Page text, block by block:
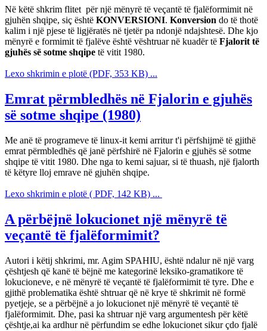
Në këtë shkrim flitet për një mënyrë të veçantë të fjalëformimit në
gjuhën shqipe, siç është KONVERSIONI. Konversion do të thotë
kalim i një pjese të ligjëratës në tjetër pa ndonjë ndajshtesë. Dhe kjo
mënyrë e formimit të fjalëve është vështruar në kuadër të Fjalorit të
gjuhës së sotme shqipe të vitit 1980.
Lexo shkrimin e plotë (PDF, 353 KB) ...
Emrat përmbledhës në Fjalorin e gjuhës
së sotme shqipe (1980)
Me anë të programeve të linux-it kemi arritur t'i përfshijmë të gjithë
emrat përmbledhës që janë përfshirë në Fjalorin e gjuhës së sotme
shqipe të vitit 1980. Dhe nga to kemi sajuar, si të thuash, një fjalorth
të këtyre lloj emrave në gjuhën shqipe.
Lexo shkrimin e plotë ( PDF, 142 KB) ...
A përbëjnë lokucionet një mënyrë të
veçantë të fjalëformimit?
Autori i këtij shkrimi, mr. Agim SPAHIU, është ndalur në një varg
çështjesh që kanë të bëjnë me kategorinë leksiko-gramatikore të
lokucioneve, e në mënyrë të veçantë të fjalëformimit të tyre. Dhe e
gjithë problematika është shtruar që në krye të shkrimit në formë
pyetjeje, se a përbëjnë a jo lokucionet një mënyrë të veçantë të
fjalëformimit. Dhe, pasi ka shtruar një varg argumentesh për këtë
çështje,ai ka ardhur në përfundim se edhe lokucionet sikur çdo fjalë